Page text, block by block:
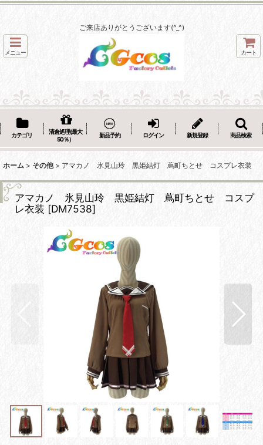
ご来店ありがとうございます(^_^)
メニュー カート
カテゴリ
清倉処理(最大
50％）
新品予約 ログイン 新規登録 商品検索
ホーム > その他 > アマカノ 氷見山玲 黒姫結灯 蔦町ちとせ コスプレ衣装
アマカノ 氷見山玲 黒姫結灯 蔦町ちとせ コスプ
レ衣装 [DM7538]